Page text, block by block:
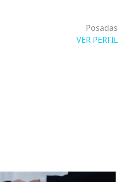
Posadas
VER PERFIL